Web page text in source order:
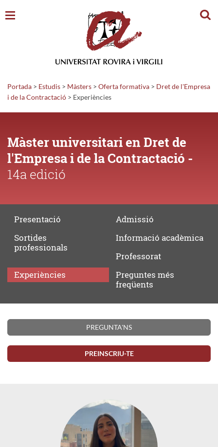
Portada > Estudis > Màsters > Oferta formativa > Dret de l'Empresa
i de la Contractació > Experiències
Màster universitari en Dret de
l'Empresa i de la Contractació -
14a edició
Presentació
Admissió
Sortides
professionals
Informació acadèmica
Professorat
Experiències
Preguntesmés
freqüents
ExperiènciesPREGUNTA'NS
PREINSCRIU-TE